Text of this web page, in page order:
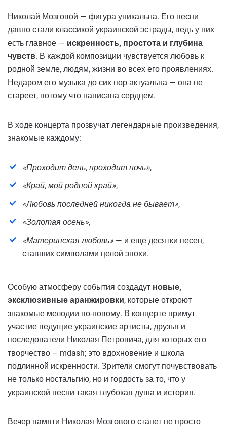
Николай Мозговой — фигура уникальна. Его песни
давно стали классикой украинской эстрады, ведь у них
есть главное — искренность, простота и глубина
чувств. В каждой композиции чувствуется любовь к
родной земле, людям, жизни во всех его проявлениях.
Недаром его музыка до сих пор актуальна — она не
стареет, потому что написана сердцем.
В ходе концерта прозвучат легендарные произведения,
знакомые каждому:
«Проходит день, проходит ночь»,
«Край, мой родной край»,
«Любовь последней никогда не бывает»,
«Золотая осень»,
«Материнская любовь» — и еще десятки песен,
ставших символами целой эпохи.
Особую атмосферу события создадут новые,
эксклюзивные аранжировки, которые откроют
знакомые мелодии по-новому. В концерте примут
участие ведущие украинские артисты, друзья и
последователи Николая Петровича, для которых его
творчество – mdash; это вдохновение и школа
подлинной искренности. Зрители смогут почувствовать
не только ностальгию, но и гордость за то, что у
украинской песни такая глубокая душа и история.
Вечер памяти Николая Мозгового станет не просто